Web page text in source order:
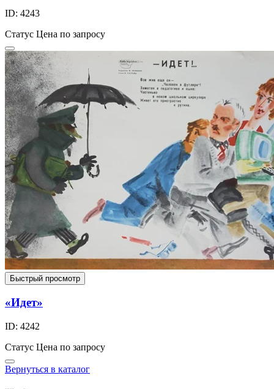
ID: 4243
Статус Цена по запросу
Быстрый просмотр
«Идет»
ID: 4242
Статус Цена по запросу
Вернуться в каталог